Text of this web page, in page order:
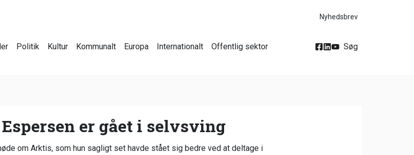
Nyhedsbrev
Politik Kultur Kommunalt Europa Internationalt Offentlig sektor Søg
er gået i selvsving
om Arktis, som hun sagligt set havde stået sig bedre ved at deltage i